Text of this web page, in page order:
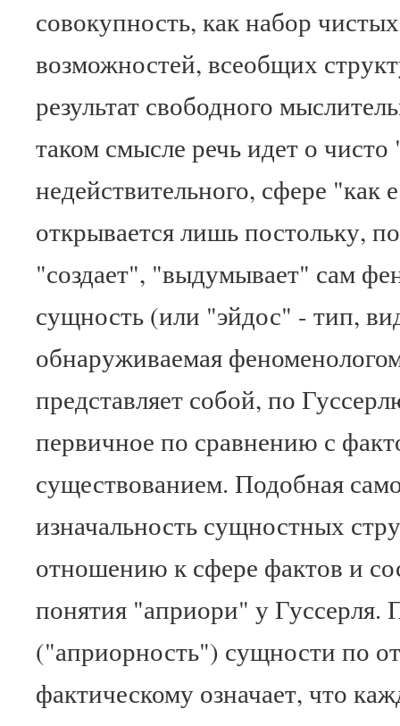
совокупность, как набор
возможностей, всеобщих
результат свободного
таком смысле речь идет о
недействительного, сфере "как
открывается лишь постольку,
"создает", "выдумывает" сам
сущность (или "эйдос" - тип,
обнаруживаемая
представляет собой, по
первичное по сравнению с
существованием. Подобная
изначальность сущностных
отношению к сфере фактов и
понятия "априори" у Гуссерля.
("априорность") сущности по
фактическому означает, что